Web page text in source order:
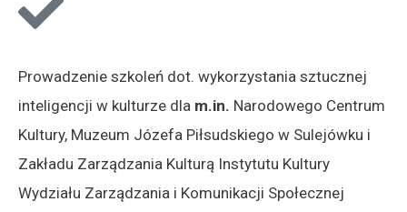
Prowadzenie szkoleń dot. wykorzystania sztucznej
inteligencji w kulturze dla m.in. Narodowego Centrum
Kultury, Muzeum Józefa Piłsudskiego w Sulejówku i
Zakładu Zarządzania Kulturą Instytutu Kultury
Wydziału Zarządzania i Komunikacji Społecznej